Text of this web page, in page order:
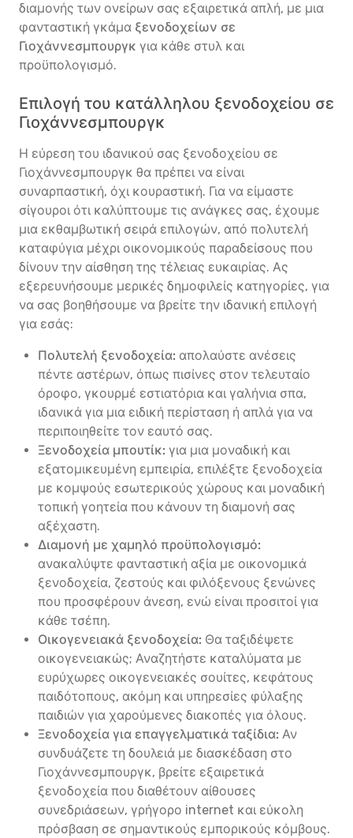
διαμονής των ονείρων σας εξαιρετικά απλή, με μια
φανταστική γκάμα ξενοδοχείων σε
Γιοχάννεσμπουργκ για κάθε στυλ και
προϋπολογισμό.
Επιλογή του κατάλληλου ξενοδοχείου σε
Γιοχάννεσμπουργκ
Η εύρεση του ιδανικού σας ξενοδοχείου σε
Γιοχάννεσμπουργκ θα πρέπει να είναι
συναρπαστική, όχι κουραστική. Για να είμαστε
σίγουροι ότι καλύπτουμε τις ανάγκες σας, έχουμε
μια εκθαμβωτική σειρά επιλογών, από πολυτελή
καταφύγια μέχρι οικονομικούς παραδείσους που
δίνουν την αίσθηση της τέλειας ευκαιρίας. Ας
εξερευνήσουμε μερικές δημοφιλείς κατηγορίες, για
να σας βοηθήσουμε να βρείτε την ιδανική επιλογή
για εσάς:
Πολυτελή ξενοδοχεία: απολαύστε ανέσεις
πέντε αστέρων, όπως πισίνες στον τελευταίο
όροφο, γκουρμέ εστιατόρια και γαλήνια σπα,
ιδανικά για μια ειδική περίσταση ή απλά για να
περιποιηθείτε τον εαυτό σας.
Ξενοδοχεία μπουτίκ: για μια μοναδική και
εξατομικευμένη εμπειρία, επιλέξτε ξενοδοχεία
με κομψούς εσωτερικούς χώρους και μοναδική
τοπική γοητεία που κάνουν τη διαμονή σας
αξέχαστη.
Διαμονή με χαμηλό προϋπολογισμό:
ανακαλύψτε φανταστική αξία με οικονομικά
ξενοδοχεία, ζεστούς και φιλόξενους ξενώνες
που προσφέρουν άνεση, ενώ είναι προσιτοί για
κάθε τσέπη.
Οικογενειακά ξενοδοχεία: Θα ταξιδέψετε
οικογενειακώς; Αναζητήστε καταλύματα με
ευρύχωρες οικογενειακές σουίτες, κεφάτους
παιδότοπους, ακόμη και υπηρεσίες φύλαξης
παιδιών για χαρούμενες διακοπές για όλους.
Ξενοδοχεία για επαγγελματικά ταξίδια: Αν
συνδυάζετε τη δουλειά με διασκέδαση στο
Γιοχάννεσμπουργκ, βρείτε εξαιρετικά
ξενοδοχεία που διαθέτουν αίθουσες
συνεδριάσεων, γρήγορο internet και εύκολη
πρόσβαση σε σημαντικούς εμπορικούς κόμβους.